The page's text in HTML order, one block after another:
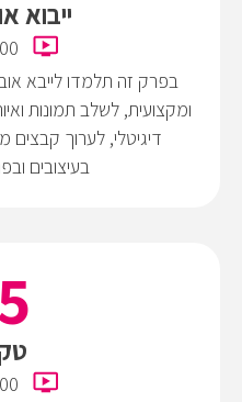
ייבוא
בפרק זה תלמדו לייבא
ומקצועית, לשלב תמונות
דיגיטלי, לערוך קבצים
בעיצובים